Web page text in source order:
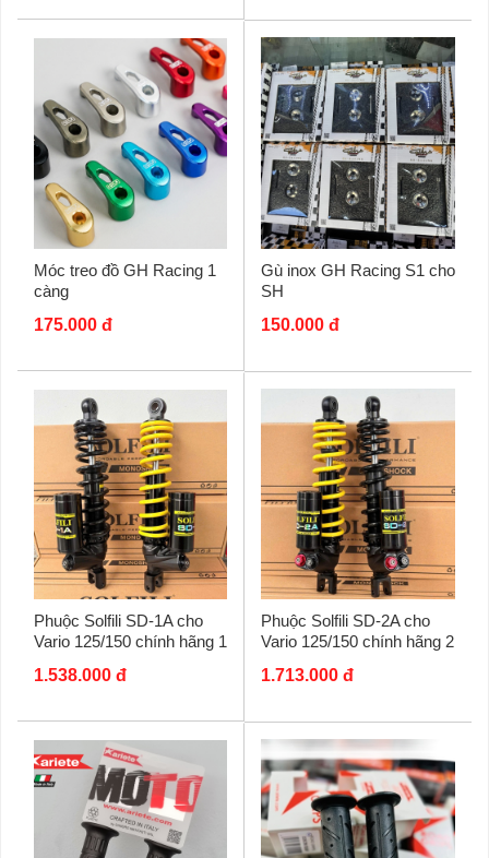
Móc treo đồ GH Racing 1
càng
175.000 đ
Gù inox GH Racing S1 cho
SH
150.000 đ
Phuộc Solfili SD-1A cho
Vario 125/150 chính hãng 1
1.538.000 đ
Phuộc Solfili SD-2A cho
Vario 125/150 chính hãng 2
1.713.000 đ